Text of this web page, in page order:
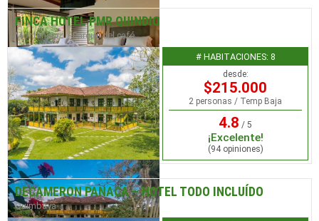
FINCA HOTEL PMR QUINDIO
Montenegro / Parque del café
# HABITACIONES: 8
desde:
$215.000
2 personas / Temp Baja
4.8 / 5
¡Excelente!
(94 opiniones)
DECAMERON PANACA – HOTEL TODO INCLUÍDO
Quimbaya